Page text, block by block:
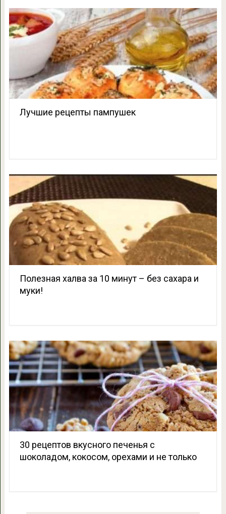
Лучшие рецепты пампушек
Полезная халва за 10 минут – без сахара и
муки!
30 рецептов вкусного печенья с
шоколадом, кокосом, орехами и не только